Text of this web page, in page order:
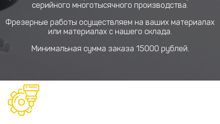
серийного многотысячного производства.
Фрезерные работы осуществляем на ваших материалах
или материалах с нашего склада.
Минимальная сумма заказа 15000 рублей.